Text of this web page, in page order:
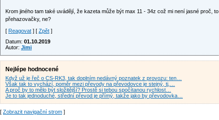
Krom jiného tam také uvádějí, že kazeta může být max 11 - 34z což mi není jasné proč,
přehazovačky, ne?
[ Reagovat ] [ Zpět ]
Datum: 01.10.2019
Autor: Jimi
Nejlépe hodnocené
Když už je řeč o CS-RK3, tak doplním nedávný poznatek z provozu: ten…
Však tak to vychází, poměr mezi převody na převodovce je stejný, tj,…
A proč by to mělo být složitější? Prostě si tebou spočítanou rychlost…
Je to tak jednoduché, střední převod je přímý, takže jako by převodovka…
[ Zobrazit navigační strom ]